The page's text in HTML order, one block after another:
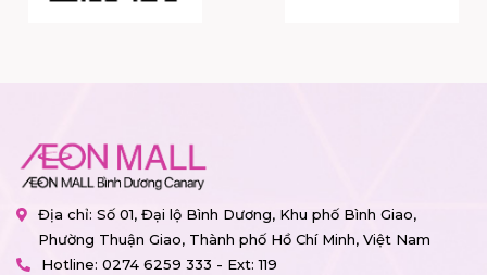
Địa chỉ: Số 01, Đại lộ Bình Dương, Khu phố Bình Giao,
Phường Thuận Giao, Thành phố Hồ Chí Minh, Việt Nam
Hotline: 0274 6259 333 - Ext: 119